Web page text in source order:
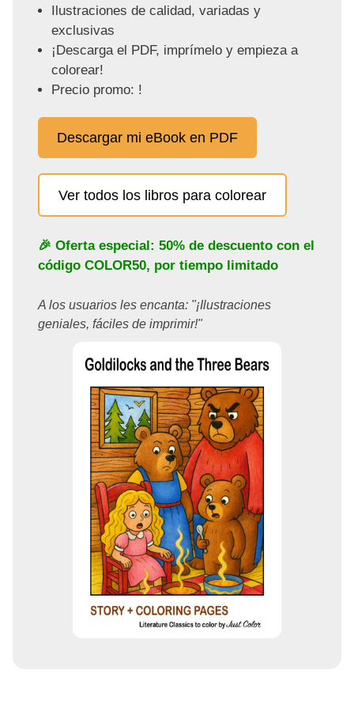
Ilustraciones de calidad, variadas y
exclusivas
¡Descarga el PDF, imprímelo y empieza a
colorear!
Precio promo: !
Descargar mi eBook en PDF
Ver todos los libros para colorear
🎉 Oferta especial: 50% de descuento con el
código COLOR50, por tiempo limitado
A los usuarios les encanta: "¡Ilustraciones
geniales, fáciles de imprimir!"